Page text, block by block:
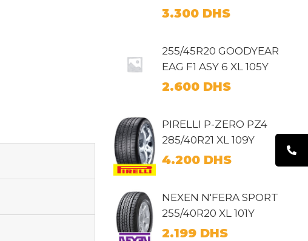
3.300 DHS
255/45R20 GOODYEAR
EAG F1 ASY 6 XL 105Y
2.600 DHS
PIRELLI P-ZERO PZ4
285/40R21 XL 109Y
4.200 DHS
NEXEN N'FERA SPORT
255/40R20 XL 101Y
2.199 DHS